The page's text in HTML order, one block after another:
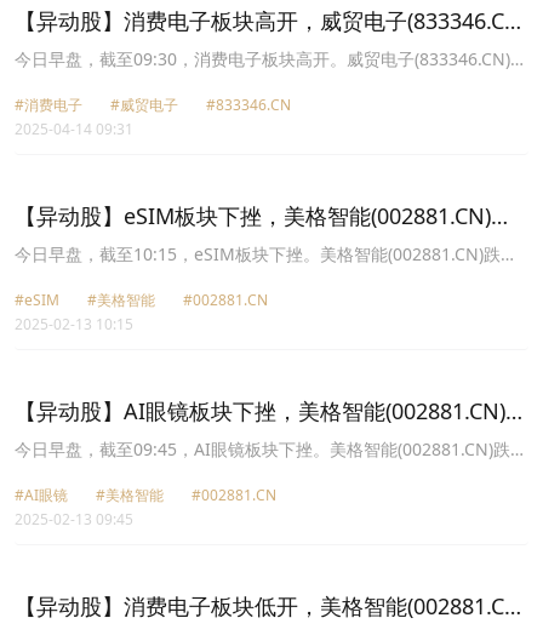
【异动股】消费电子板块高开，威贸电子(833346.CN)
涨12.63%
今日早盘，截至09:30，消费电子板块高开。威贸电子(833346.CN)涨
神科技(872190.CN)涨10.02%报31.4元，美格智能(002881.CN)涨
10.00%报44.99元，瀛通通讯(002861.CN)涨9.99%报13.32元，慧为
#消费电子 #威贸电子
#833346.CN
2025-04-14 09:31
【异动股】eSIM板块下挫，美格智能(002881.CN)跌
9.22%
今日早盘，截至10:15，eSIM板块下挫。美格智能(002881.CN)跌
岳(300002.CN)跌2.76%报14.09元，ST天喻(300205.CN)跌2.57%报
4.92元，澄天伟业(300689.CN)跌1.78%报28.65元，紫光国微
#eSIM #美格智能
#002881.CN
2025-02-13 10:15
【异动股】AI眼镜板块下挫，美格智能(002881.CN)跌
9.75%
今日早盘，截至09:45，AI眼镜板块下挫。美格智能(002881.CN)跌
科技(002577.CN)跌6.50%报23.75元，茂莱光学(688502.CN)跌
5.74%报260.98元，润欣科技(300493.CN)跌5.03%报28.49元，云天
#AI眼镜 #美格智能
#002881.CN
2025-02-13 09:45
【异动股】消费电子板块低开，美格智能(002881.CN)